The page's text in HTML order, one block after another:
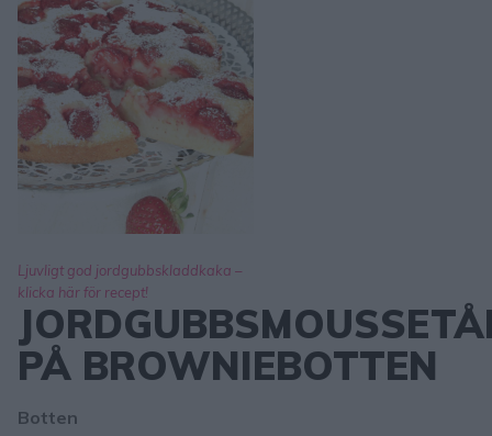
Ljuvligt god jordgubbskladdkaka –
klicka här för recept!
PÅ BROWNIEBOTTEN
Botten